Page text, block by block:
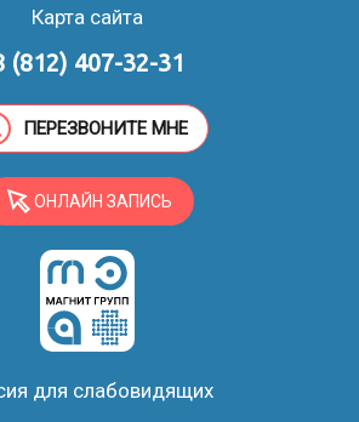
Карта сайта
(812) 407-32-31
ПЕРЕЗВОНИТЕ МНЕ
ОНЛАЙН ЗАПИСЬ
для слабовидящих